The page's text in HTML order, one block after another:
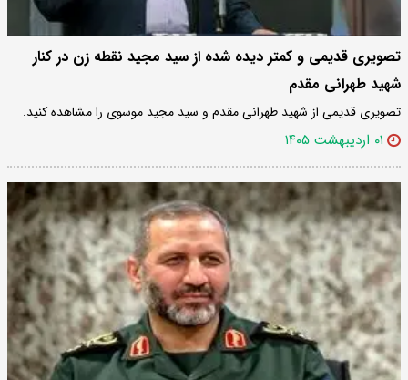
تصویری قدیمی و کمتر دیده شده از سید مجید نقطه زن در کنار
شهید طهرانی مقدم
تصویری قدیمی از شهید طهرانی مقدم و سید مجید موسوی را مشاهده کنید.
۰۱ اردیبهشت ۱۴۰۵